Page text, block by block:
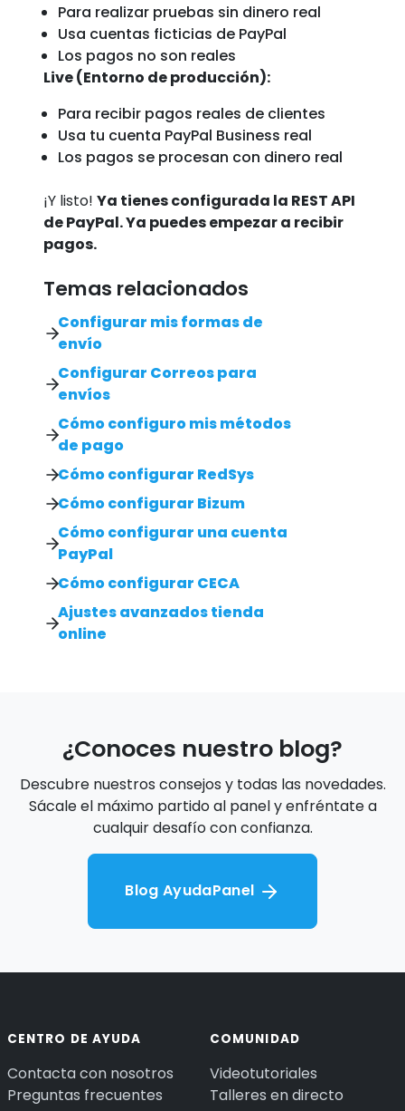
Para realizar pruebas sin dinero real
Usa cuentas ficticias de PayPal
Los pagos no son reales
Live (Entorno de producción):
Para recibir pagos reales de clientes
Usa tu cuenta PayPal Business real
Los pagos se procesan con dinero real
¡Y listo! Ya tienes configurada la REST API
de PayPal. Ya puedes empezar a recibir
pagos.
Temas relacionados
Configurar mis formas de
envío
Configurar Correos para
envíos
Cómo configuro mis métodos
de pago
Cómo configurar RedSys
Cómo configurar Bizum
Cómo configurar una cuenta
PayPal
Cómo configurar CECA
Ajustes avanzados tienda
online
¿Conoces nuestro blog?
Descubre nuestros consejos y todas las novedades.
Sácale el máximo partido al panel y enfréntate a
cualquir desafío con confianza.
Blog AyudaPanel
CENTRO DE AYUDA
Contacta con nosotros
Preguntas frecuentes
COMUNIDAD
Videotutoriales
Talleres en directo